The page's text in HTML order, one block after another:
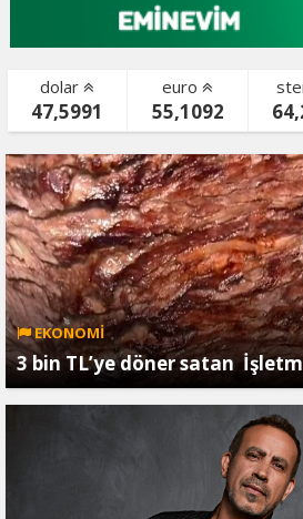
dolar
47,5991
euro
55,1092
bist color-
EKONOMİ
3 bin TL’ye döner satan